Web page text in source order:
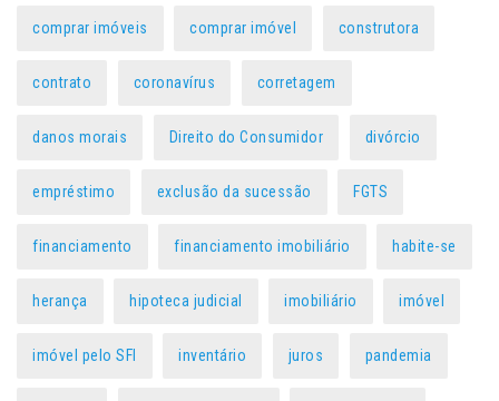
comprar imóveis comprar imóvel construtora
contrato coronavírus corretagem
danos morais Direito do Consumidor divórcio
empréstimo exclusão da sucessão FGTS
financiamento financiamento imobiliário habite-se
herança hipoteca judicial imobiliário imóvel
imóvel pelo SFI inventário juros pandemia